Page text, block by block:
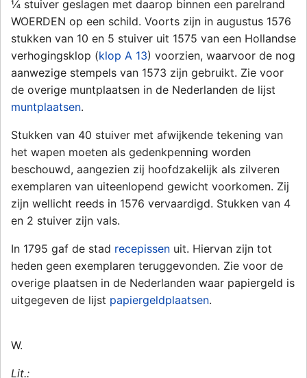
¼ stuiver geslagen met daarop binnen een parelrand
WOERDEN op een schild. Voorts zijn in augustus 1576
stukken van 10 en 5 stuiver uit 1575 van een Hollandse
verhogingsklop (klop A 13) voorzien, waarvoor de nog
aanwezige stempels van 1573 zijn gebruikt. Zie voor
de overige muntplaatsen in de Nederlanden de lijst
muntplaatsen.
Stukken van 40 stuiver met afwijkende tekening van
het wapen moeten als gedenkpenning worden
beschouwd, aangezien zij hoofdzakelijk als zilveren
exemplaren van uiteenlopend gewicht voorkomen. Zij
zijn wellicht reeds in 1576 vervaardigd. Stukken van 4
en 2 stuiver zijn vals.
In 1795 gaf de stad recepissen uit. Hiervan zijn tot
heden geen exemplaren teruggevonden. Zie voor de
overige plaatsen in de Nederlanden waar papiergeld is
uitgegeven de lijst papiergeldplaatsen.
W.
Lit.: